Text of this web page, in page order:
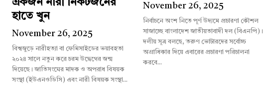
একজন নারী নিকটজনের
হাতে খুন
November 26, 2025
বিশ্বজুড়ে নারীহত্যা বা ফেমিসাইডের ভয়াবহতা
২০২৪ সালে নতুন করে চরম উদ্বেগের জন্ম
দিয়েছে। জাতিসংঘের মাদক ও অপরাধ বিষয়ক
সংস্থা (ইউএনওডিসি) এবং নারী বিষয়ক সংস্থা...
November 26, 2025
নির্বাচনে অংশ নিতে পূর্ণ উদ্যমে প্রচারণা কৌশল
সাজাচ্ছে বাংলাদেশ জাতীয়তাবাদী দল (বিএনপি)।
দলীয় সূত্র বলছে, তরুণ ভোটারদের সর্বোচ্চ
অগ্রাধিকার দিয়ে এবারের প্রচারণা পরিচালনা
করবে...